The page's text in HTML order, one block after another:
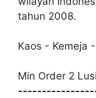
tahun 2008.
Kaos - Kemeja
Min Order 2